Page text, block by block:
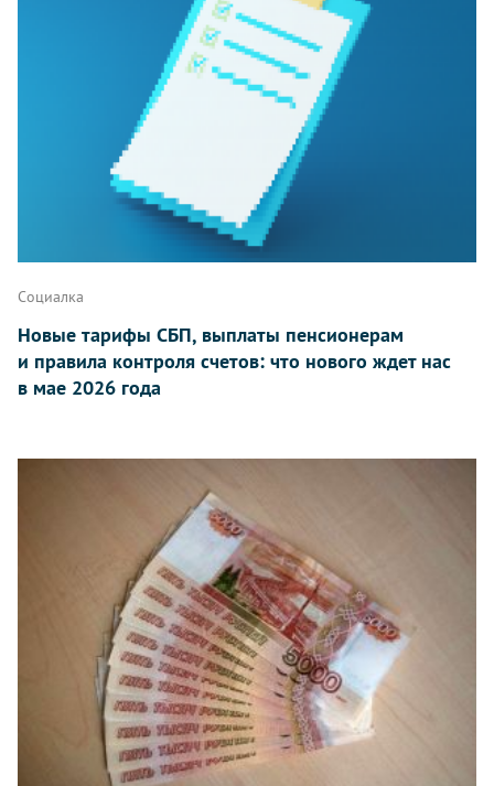
Социалка
Новые тарифы СБП, выплаты пенсионерам
и правила контроля счетов: что нового ждет нас
в мае 2026 года